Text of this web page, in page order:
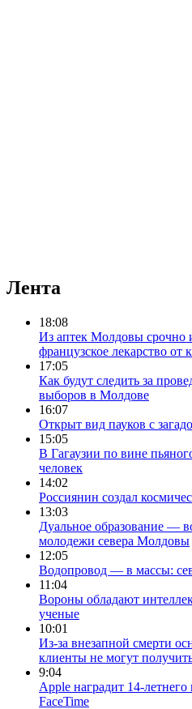
Лента
18:08
Из аптек Молдовы срочно
французское лекарство от
17:05
Как будут следить за
выборов в Молдове
16:07
Открыт вид пауков с
15:05
В Гагаузии по вине
человек
14:02
Россиянин создал
13:03
Дуальное образование —
молодежи севера Молдовы
12:05
Водопровод — в массы:
11:04
Вороны обладают
ученые
10:01
Из-за внезапной смерти
клиенты не могут
9:04
Apple наградит 14-
FaceTime